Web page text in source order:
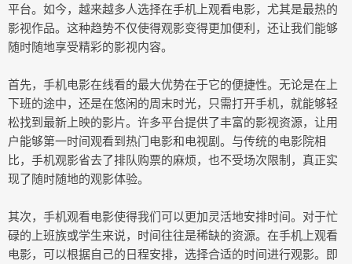
平台。如今，越来越多人选择在手机上观看电影，尤其是最热的
影视作品。这种趋势不仅使得观影变得更加便利，还让我们能够
随时随地享受精彩的影视内容。
首先，手机电影在线看的最大优势在于它的便捷性。无论是在上
下班的途中，还是在悠闲的周末时光，只需打开手机，就能够轻
松找到最新上映的影片。许多平台提供了丰富的影视资源，让用
户能够第一时间观看到热门电影和电视剧。与传统的电影院相
比，手机观影省去了排队购票的麻烦，也不受场次限制，真正实
现了随时随地的观影体验。
其次，手机观看电影使得我们可以更加灵活地安排时间。对于忙
碌的上班族或学生来说，时间往往是稀缺的资源。在手机上观看
电影，可以根据自己的日程安排，选择合适的时间进行观影。即